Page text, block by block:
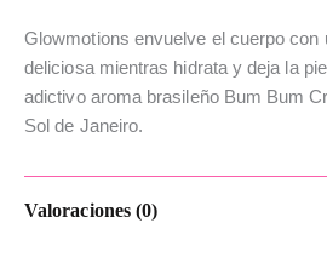
Glowmotions envuelve el cuerpo con
deliciosa mientras hidrata y deja la
adictivo aroma brasileño Bum Bum
Sol de Janeiro.
Valoraciones (0)